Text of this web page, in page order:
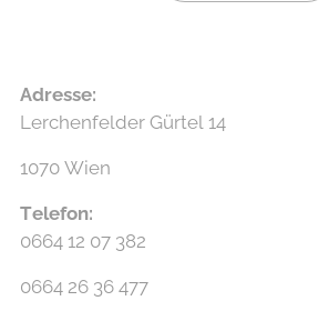
Adresse:
Lerchenfelder Gürtel 14
1070 Wien
Telefon:
0664 12 07 382
0664 26 36 477